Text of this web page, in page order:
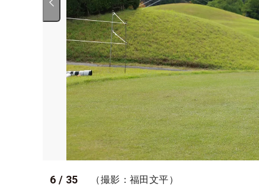
6 / 35 （撮影：福田文平）